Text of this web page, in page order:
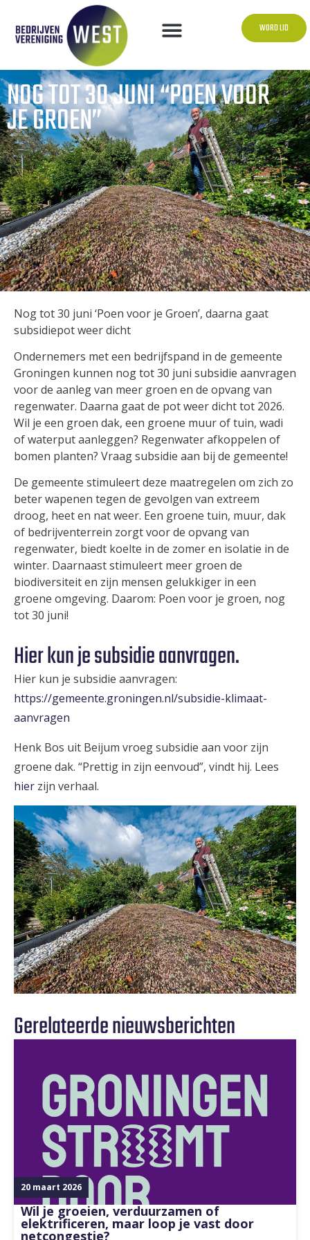
WORD LID
NOG TOT 30 JUNI “POEN VOOR
JE GROEN”
Nog tot 30 juni ‘Poen voor je Groen’, daarna gaat
subsidiepot weer dicht
Ondernemers met een bedrijfspand in de gemeente
Groningen kunnen nog tot 30 juni subsidie aanvragen
voor de aanleg van meer groen en de opvang van
regenwater. Daarna gaat de pot weer dicht tot 2026.
Wil je een groen dak, een groene muur of tuin, wadi
of waterput aanleggen? Regenwater afkoppelen of
bomen planten? Vraag subsidie aan bij de gemeente!
De gemeente stimuleert deze maatregelen om zich zo
beter wapenen tegen de gevolgen van extreem
droog, heet en nat weer. Een groene tuin, muur, dak
of bedrijventerrein zorgt voor de opvang van
regenwater, biedt koelte in de zomer en isolatie in de
winter. Daarnaast stimuleert meer groen de
biodiversiteit en zijn mensen gelukkiger in een
groene omgeving. Daarom: Poen voor je groen, nog
tot 30 juni!
Hier kun je subsidie aanvragen.
Hier kun je subsidie aanvragen:
https://gemeente.groningen.nl/subsidie-klimaat-
aanvragen
Henk Bos uit Beijum vroeg subsidie aan voor zijn
groene dak. “Prettig in zijn eenvoud”, vindt hij. Lees
hier zijn verhaal.
Gerelateerde nieuwsberichten
20 maart 2026
Wil je groeien, verduurzamen of
elektrificeren, maar loop je vast door
netcongestie?